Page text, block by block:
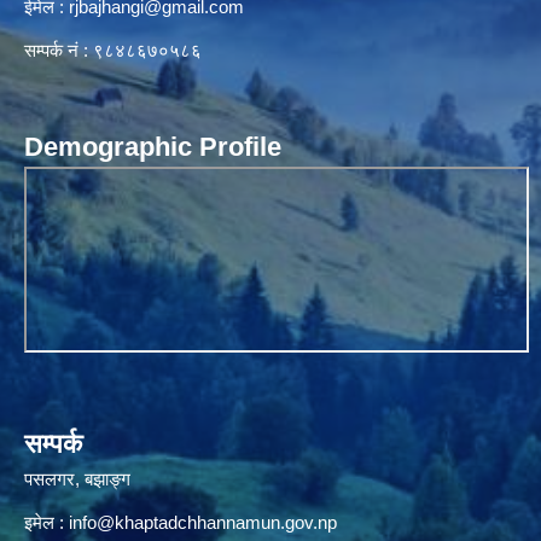
ईमेल : rjbajhangi@gmail.com
सम्पर्क नं : ९८४८६७०५८६
Demographic Profile
सम्पर्क
पसलगर, बझाङ्ग
इमेल : info@khaptadchhannamun.gov.np